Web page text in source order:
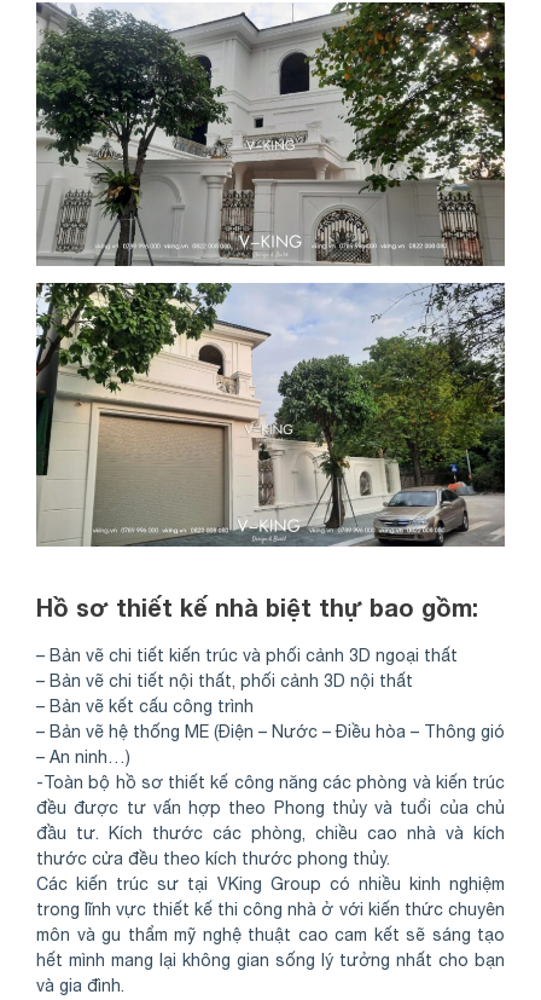
Hồ sơ thiết kế nhà biệt thự bao gồm:
– Bản vẽ chi tiết kiến trúc và phối cảnh 3D ngoại thất
– Bản vẽ chi tiết nội thất, phối cảnh 3D nội thất
– Bản vẽ kết cấu công trình
– Bản vẽ hệ thống ME (Điện – Nước – Điều hòa – Thông gió
– An ninh…)
-Toàn bộ hồ sơ thiết kế công năng các phòng và kiến trúc
đều được tư vấn hợp theo Phong thủy và tuổi của chủ
đầu tư. Kích thước các phòng, chiều cao nhà và kích
thước cửa đều theo kích thước phong thủy.
Các kiến trúc sư tại VKing Group có nhiều kinh nghiệm
trong lĩnh vực thiết kế thi công nhà ở với kiến thức chuyên
môn và gu thẩm mỹ nghệ thuật cao cam kết sẽ sáng tạo
hết mình mang lại không gian sống lý tưởng nhất cho bạn
và gia đình.